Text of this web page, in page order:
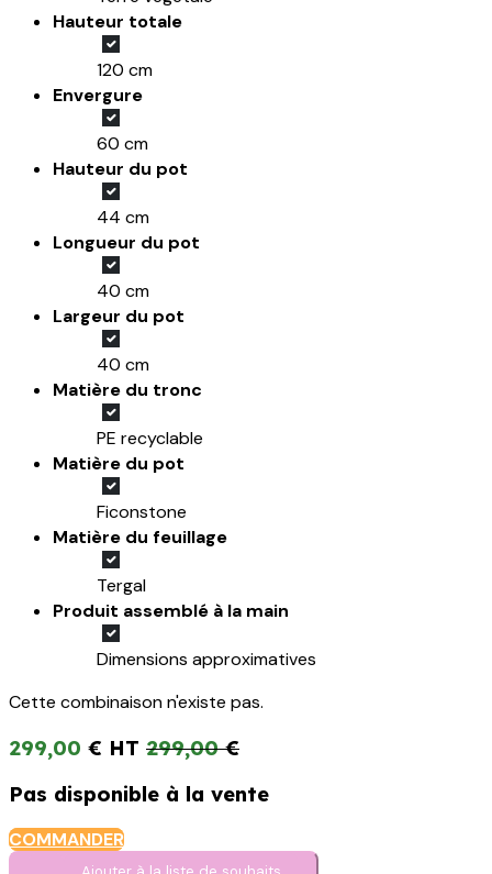
Hauteur totale
120 cm
Envergure
60 cm
Hauteur du pot
44 cm
Longueur du pot
40 cm
Largeur du pot
40 cm
Matière du tronc
PE recyclable
Matière du pot
Ficonstone
Matière du feuillage
Tergal
Produit assemblé à la main
Dimensions approximatives
Cette combinaison n'existe pas.
299,00 € 299,00€
Pas disponible à la vente
COMMANDER